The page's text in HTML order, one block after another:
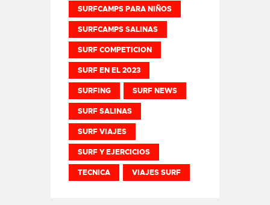
SURFCAMPS PARA NIÑOS
SURFCAMPS SALINAS
SURF COMPETICION
SURF EN EL 2023
SURFING SURF NEWS
SURF SALINAS
SURF VIAJES
SURF Y EJERCICIOS
TECNICA VIAJES SURF